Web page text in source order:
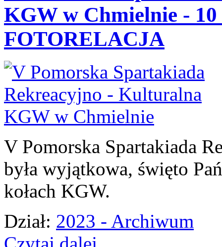
KGW w Chmielnie - 10
FOTORELACJA
V Pomorska Spartakiada
była wyjątkowa, święto
kołach KGW.
Dział: 2023 - Archiwum